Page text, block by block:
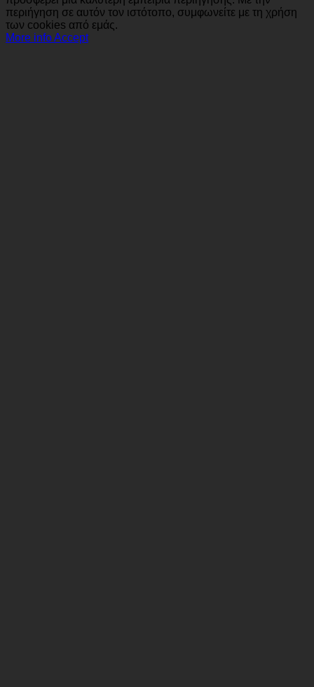
περιήγηση σε αυτόν τον ιστότοπο, συμφωνείτε με τη χρήση
των cookies από εμάς.
More infoAccept